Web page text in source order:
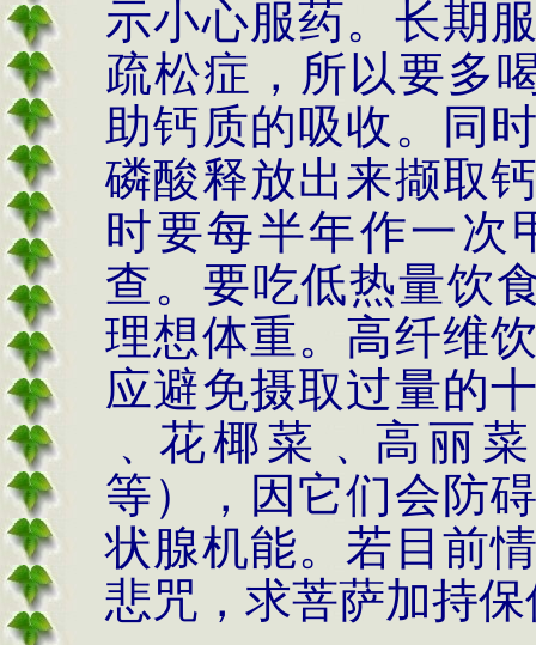
示小心服药。长期
疏松症，所以要多
助钙质的吸收。同
磷酸释放出来撷取
时要每半年作一次
查。要吃低热量饮
理想体重。高纤维
应避免摄取过量的
﹑花椰菜﹑高丽
等），因它们会防
状腺机能。若目前
悲咒，求菩萨加持